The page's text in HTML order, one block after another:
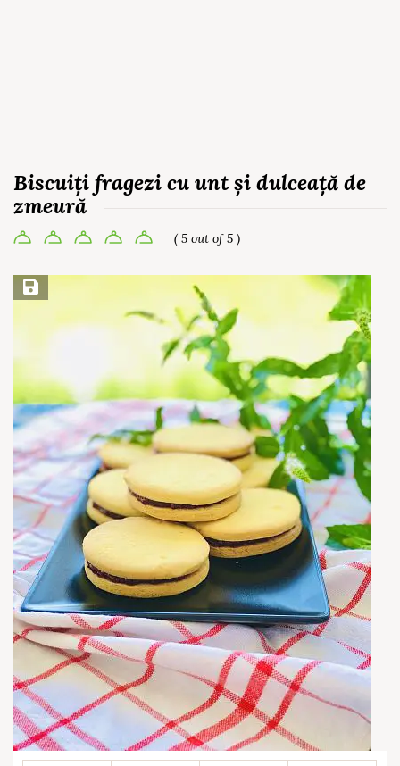
Biscuiți fragezi cu unt și dulceață de
zmeură
( 5 out of 5 )
Save Recipe